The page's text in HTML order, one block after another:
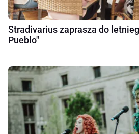
Stradivarius zaprasza do
Pueblo"